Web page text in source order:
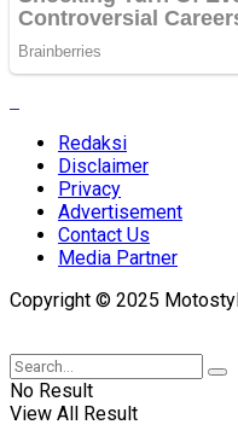
Redaksi
Disclaimer
Privacy
Advertisement
Contact Us
Media Partner
Copyright © 2025
No Result
View All Result